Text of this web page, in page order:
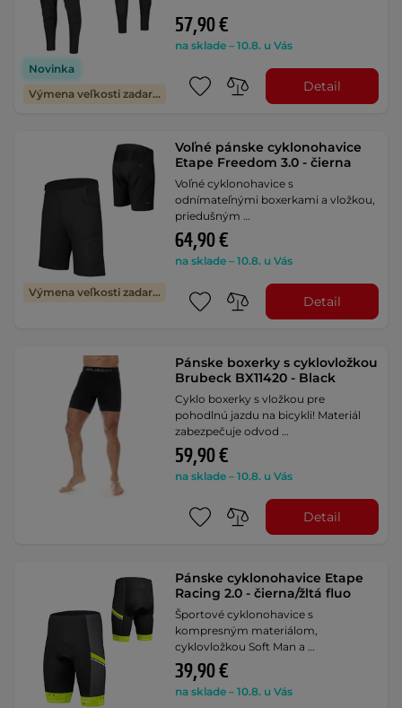
Novinka
Výmena veľkosti zadarmo
57,90 €
na sklade – 10.8. u Vás
Detail
Výmena veľkosti zadarmo
Voľné pánske cyklonohavice
Etape Freedom 3.0 - čierna
Voľné cyklonohavice s
odnímateľnými boxerkami a vložkou,
priedušným …
64,90 €
na sklade – 10.8. u Vás
Detail
Pánske boxerky s cyklovložkou
Brubeck BX11420 - Black
Cyklo boxerky s vložkou pre
pohodlnú jazdu na bicykli! Materiál
zabezpečuje odvod …
59,90 €
na sklade – 10.8. u Vás
Detail
Pánske cyklonohavice Etape
Racing 2.0 - čierna/žltá fluo
Športové cyklonohavice s
kompresným materiálom,
cyklovložkou Soft Man a …
39,90 €
na sklade – 10.8. u Vás